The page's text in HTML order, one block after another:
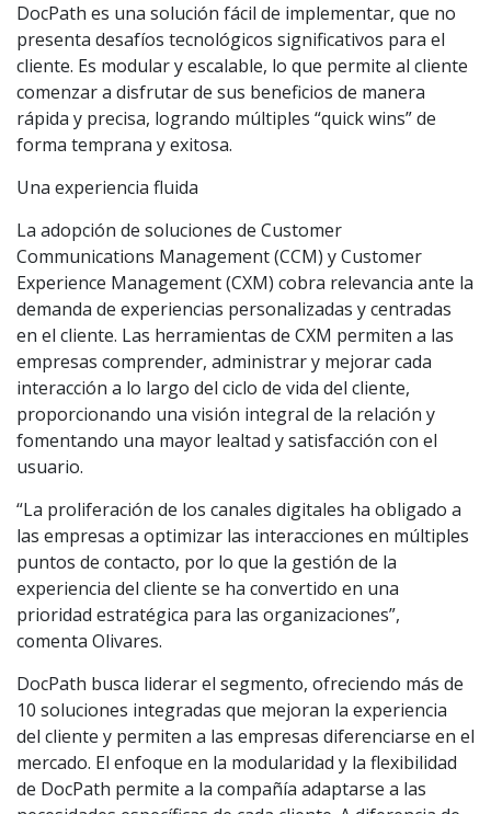
DocPath es una solución fácil de implementar, que no
presenta desafíos tecnológicos significativos para el
cliente. Es modular y escalable, lo que permite al cliente
comenzar a disfrutar de sus beneficios de manera
rápida y precisa, logrando múltiples “quick wins” de
forma temprana y exitosa.
Una experiencia fluida
La adopción de soluciones de Customer
Communications Management (CCM) y Customer
Experience Management (CXM) cobra relevancia ante la
demanda de experiencias personalizadas y centradas
en el cliente. Las herramientas de CXM permiten a las
empresas comprender, administrar y mejorar cada
interacción a lo largo del ciclo de vida del cliente,
proporcionando una visión integral de la relación y
fomentando una mayor lealtad y satisfacción con el
usuario.
“La proliferación de los canales digitales ha obligado a
las empresas a optimizar las interacciones en múltiples
puntos de contacto, por lo que la gestión de la
experiencia del cliente se ha convertido en una
prioridad estratégica para las organizaciones”,
comenta Olivares.
DocPath busca liderar el segmento, ofreciendo más de
10 soluciones integradas que mejoran la experiencia
del cliente y permiten a las empresas diferenciarse en el
mercado. El enfoque en la modularidad y la flexibilidad
de DocPath permite a la compañía adaptarse a las